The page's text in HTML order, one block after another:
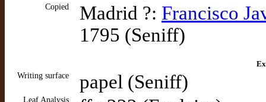
Copied Madrid ?: Francisco
1795 (Seniff)
Writing surface
papel (Seniff)
Leaf Analysis